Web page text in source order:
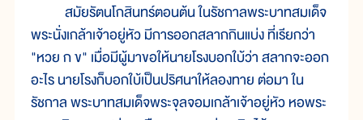
สมัยรัตนโกสินทร์ตอนต้น ในรัชกาลพระบาทสมเด็จ
พระนั่งเกล้าเจ้าอยู่หัว มีการออกสลากกินแบ่ง ที่เรียกว่า
"หวย ก ข" เมื่อมีผู้มาขอให้นายโรงบอกใบ้ว่า สลากจะออก
อะไร นายโรงก็บอกใบ้เป็นปริศนาให้ลองทาย ต่อมา ใน
รัชกาล พระบาทสมเด็จพระจุลจอมเกล้าเจ้าอยู่หัว หอพระ